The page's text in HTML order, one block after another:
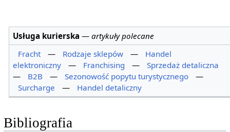
Usługa kurierska —artykuły polecane
Fracht
— Rodzaje sklepów —
Handel
elektroniczny
— Franchising —
Sprzedaż detaliczna
—
B2B — Sezonowość popytu turystycznego
—
Surcharge
— Handel detaliczny
Bibliografia